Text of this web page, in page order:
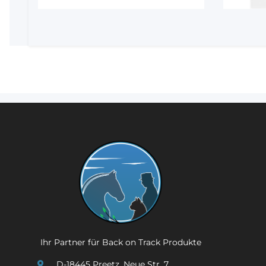
Ihr Partner für Back on Track Produkte